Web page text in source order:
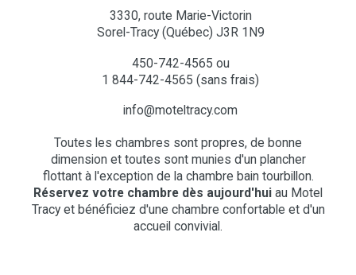
3330, route Marie-Victorin
Sorel-Tracy (Québec) J3R 1N9
450-742-4565 ou
1 844-742-4565 (sans frais)
info@moteltracy.com
Toutes les chambres sont propres, de bonne
dimension et toutes sont munies d'un plancher
flottant à l'exception de la chambre bain tourbillon.
Réservez votre chambre dès aujourd'hui au Motel
Tracy et bénéficiez d'une chambre confortable et d'un
accueil convivial.